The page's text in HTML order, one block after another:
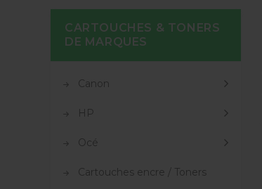
CARTOUCHES & TONERS
DE MARQUES
Canon
HP
Océ
Cartouches encre / Toners